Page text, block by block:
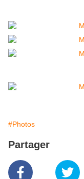
#Photos
Partager